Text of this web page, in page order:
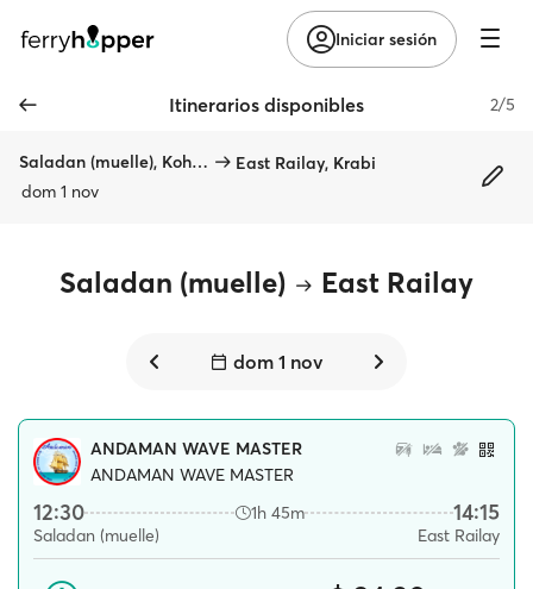
Iniciar sesión
Itinerarios disponibles 2/5
Saladan (muelle), Koh Lanta
East Railay, Krabi
dom 1 nov
Saladan (muelle) East Railay
dom 1 nov
ANDAMAN WAVE MASTER
ANDAMAN WAVE MASTER
12:30 1h 45m 14:15
Saladan (muelle) East Railay